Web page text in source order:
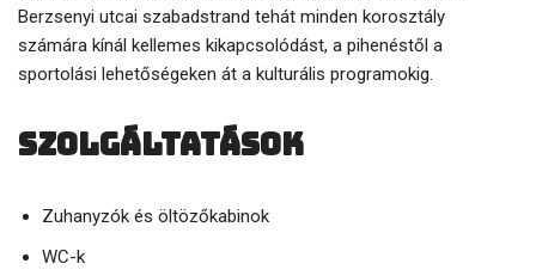
Berzsenyi utcai szabadstrand tehát minden korosztály
számára kínál kellemes kikapcsolódást, a pihenéstől a
sportolási lehetőségeken át a kulturális programokig.
Szolgáltatások
Zuhanyzók és öltözőkabinok
WC-k